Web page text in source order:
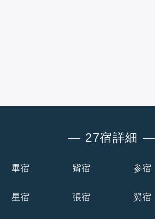
― 27宿詳細 ―
畢宿 觜宿 参宿
星宿 張宿 翼宿